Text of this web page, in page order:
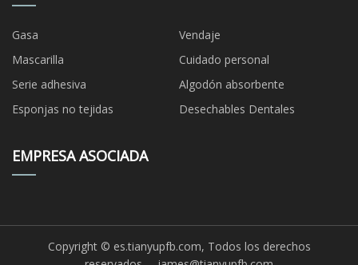
Gasa
Vendaje
Mascarilla
Cuidado personal
Serie adhesiva
Algodón absorbente
Esponjas no tejidas
Desechables Dentales
EMPRESA ASOCIADA
Copyright © es.tianyupfb.com, Todos los derechos